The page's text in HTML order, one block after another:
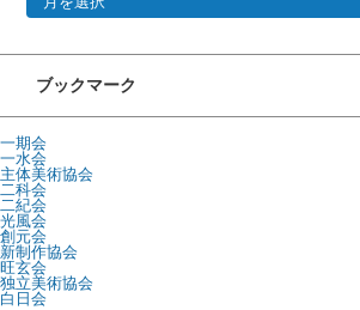
ブックマーク
一期会
一水会
主体美術協会
二科会
二紀会
光風会
創元会
新制作協会
旺玄会
独立美術協会
白日会